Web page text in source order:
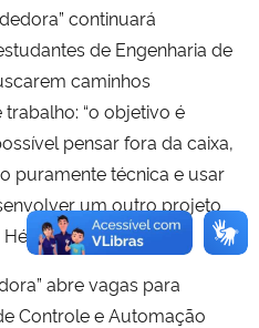
continuará
de Engenharia de
caminhos
“o objetivo é
pensar fora da caixa,
puramente técnica e usar
um outro projeto
abre vagas para
Controle e Automação